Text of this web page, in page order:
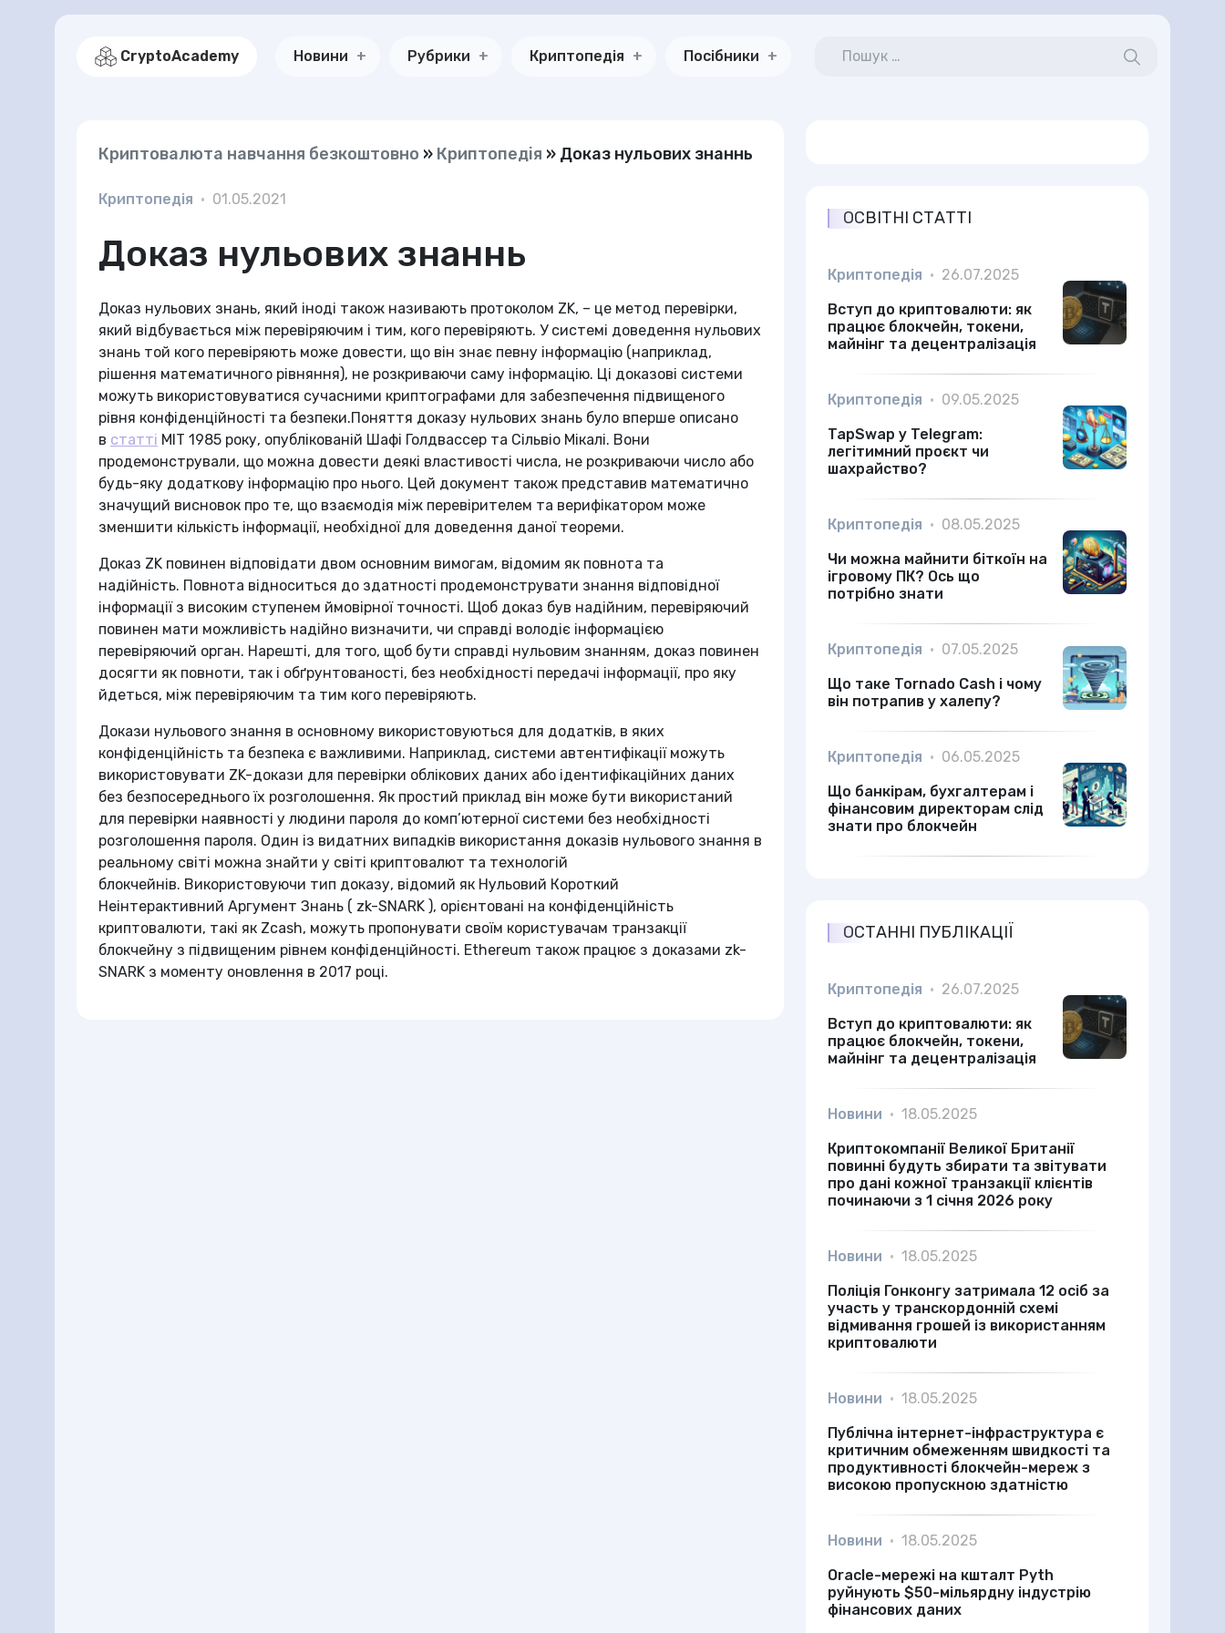
CryptoAcademy Новини Рубрики Криптопедія Посібники
Криптовалюта навчання безкоштовно » Криптопедія » Доказ нульових знаннь
Криптопедія • 01.05.2021
Доказ нульових знаннь
Доказ нульових знань, який іноді також називають протоколом ZK, – це метод перевірки,
який відбувається між перевіряючим і тим, кого перевіряють. У системі доведення нульових
знань той кого перевіряють може довести, що він знає певну інформацію (наприклад,
рішення математичного рівняння), не розкриваючи саму інформацію. Ці доказові системи
можуть використовуватися сучасними криптографами для забезпечення підвищеного
рівня конфіденційності та безпеки.Поняття доказу нульових знань було вперше описано
в статті MIT 1985 року, опублікованій Шафі Голдвассер та Сільвіо Мікалі. Вони
продемонстрували, що можна довести деякі властивості числа, не розкриваючи число або
будь-яку додаткову інформацію про нього. Цей документ також представив математично
значущий висновок про те, що взаємодія між перевірителем та верифікатором може
зменшити кількість інформації, необхідної для доведення даної теореми.
Доказ ZK повинен відповідати двом основним вимогам, відомим як повнота та
надійність. Повнота відноситься до здатності продемонструвати знання відповідної
інформації з високим ступенем ймовірної точності. Щоб доказ був надійним, перевіряючий
повинен мати можливість надійно визначити, чи справді володіє інформацією
перевіряючий орган. Нарешті, для того, щоб бути справді нульовим знанням, доказ повинен
досягти як повноти, так і обґрунтованості, без необхідності передачі інформації, про яку
йдеться, між перевіряючим та тим кого перевіряють.
Докази нульового знання в основному використовуються для додатків, в яких
конфіденційність та безпека є важливими. Наприклад, системи автентифікації можуть
використовувати ZK-докази для перевірки облікових даних або ідентифікаційних даних
без безпосереднього їх розголошення. Як простий приклад він може бути використаний
для перевірки наявності у людини пароля до комп’ютерної системи без необхідності
розголошення пароля. Один із видатних випадків використання доказів нульового знання в
реальному світі можна знайти у світі криптовалют та технологій
блокчейнів. Використовуючи тип доказу, відомий як Нульовий Короткий
Неінтерактивний Аргумент Знань ( zk-SNARK ), орієнтовані на конфіденційність
криптовалюти, такі як Zcash, можуть пропонувати своїм користувачам транзакції
блокчейну з підвищеним рівнем конфіденційності. Ethereum також працює з доказами zk-
SNARK з моменту оновлення в 2017 році.
ОСВІТНІ СТАТТІ
Криптопедія • 26.07.2025
Вступ до криптовалюти: як
працює блокчейн, токени,
майнінг та децентралізація
Криптопедія • 09.05.2025
TapSwap у Telegram:
легітимний проєкт чи
шахрайство?
Криптопедія • 08.05.2025
Чи можна майнити біткоїн на
ігровому ПК? Ось що
потрібно знати
Криптопедія • 07.05.2025
Що таке Tornado Cash і чому
він потрапив у халепу?
Криптопедія • 06.05.2025
Що банкірам, бухгалтерам і
фінансовим директорам слід
знати про блокчейн
ОСТАННІ ПУБЛІКАЦІЇ
Криптопедія • 26.07.2025
Вступ до криптовалюти: як
працює блокчейн, токени,
майнінг та децентралізація
Новини • 18.05.2025
Криптокомпанії Великої Британії
повинні будуть збирати та звітувати
про дані кожної транзакції клієнтів
починаючи з 1 січня 2026 року
Новини • 18.05.2025
Поліція Гонконгу затримала 12 осіб за
участь у транскордонній схемі
відмивання грошей із використанням
криптовалюти
Новини • 18.05.2025
Публічна інтернет-інфраструктура є
критичним обмеженням швидкості та
продуктивності блокчейн-мереж з
високою пропускною здатністю
Новини • 18.05.2025
Oracle-мережі на кшталт Pyth
руйнують $50-мільярдну індустрію
фінансових даних